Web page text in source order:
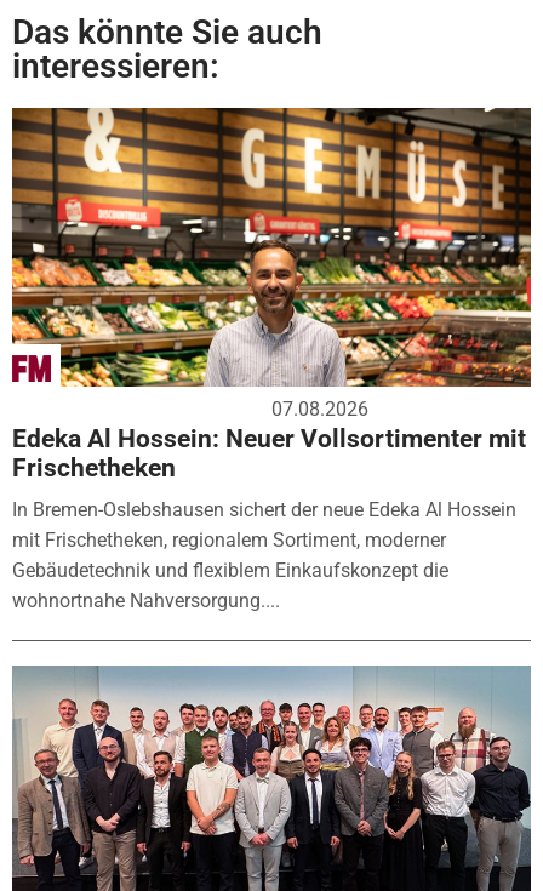
Das könnte Sie auch
interessieren:
07.08.2026
Edeka Al Hossein: Neuer Vollsortimenter mit
Frischetheken
In Bremen-Oslebshausen sichert der neue Edeka Al Hossein
mit Frischetheken, regionalem Sortiment, moderner
Gebäudetechnik und flexiblem Einkaufskonzept die
wohnortnahe Nahversorgung....